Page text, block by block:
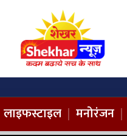
लाइफस्टाइल | मनोरंजन |